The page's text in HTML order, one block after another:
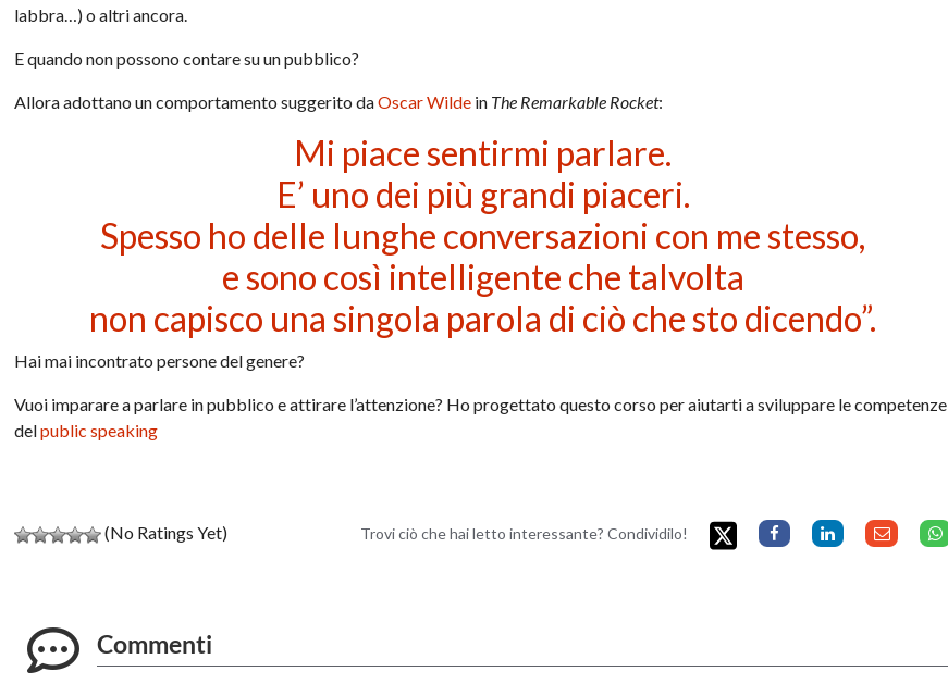
labbra…) o altri ancora.
E quando non possono contare su un pubblico?
Allora adottano un comportamento suggerito daOscar Wilde in The Remarkable Rocket:
Mi piace sentirmi parlare.
E’ uno dei più grandi piaceri.
Spesso ho delle lunghe conversazioni con me stesso,
e sono così intelligente che talvolta
non capisco una singola parola di ciò che sto dicendo”.
Hai mai incontrato persone del genere?
Vuoi imparare a parlare in pubblico e attirare l’attenzione? Ho progettato questo corso per aiutarti a sviluppare le competenze
delpublic speaking
(No Ratings Yet) Trovi ciò che hai letto interessante? Condividilo!
Commenti